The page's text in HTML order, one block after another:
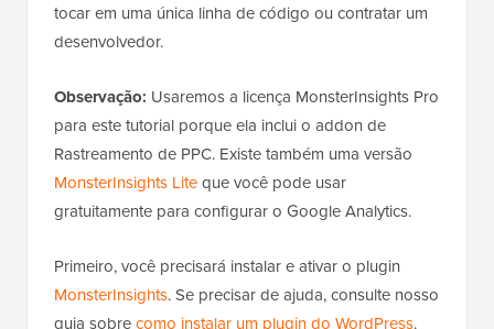
tocar em uma única linha de código ou contratar um
desenvolvedor.
Observação: Usaremos a licença MonsterInsights Pro
para este tutorial porque ela inclui o addon de
Rastreamento de PPC. Existe também uma versão
MonsterInsights Liteque você pode usar
gratuitamente para configurar o Google Analytics.
Primeiro, você precisará instalar e ativar o plugin
MonsterInsights. Se precisar de ajuda, consulte nosso
guia sobrecomo instalar um plugin do WordPress.